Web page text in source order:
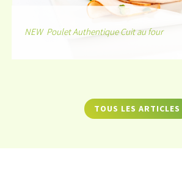
NEW Poulet Authentique Cuit au four
TOUS LES ARTICLES